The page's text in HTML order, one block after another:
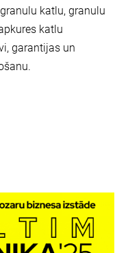
katlu, granulu
katlu
garantijas un